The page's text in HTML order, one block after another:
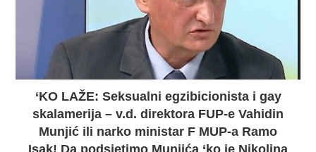
‘KO LAŽE: Seksualni egzibicionista i gay
skalamerija – v.d. direktora FUP-e Vahidin
Munjić ili narko ministar F MUP-a Ramo